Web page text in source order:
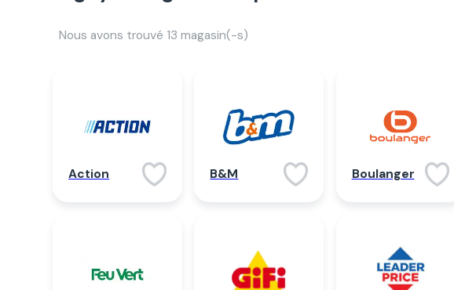
Nous avons trouvé 13 magasin(-s)
Action B&M Boulanger